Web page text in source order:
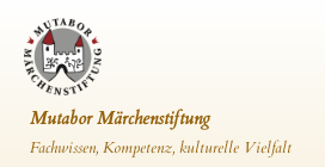
Mutabor Märchenstiftung
Fachwissen, Kompetenz, kulturelle Vielfalt